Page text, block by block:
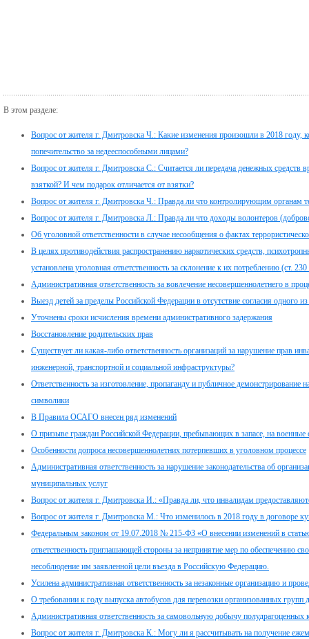
В этом разделе:
Вопрос от жителя г. Дмитровска Ч.: Какие изменения произошли в 2018 году,
попечительство за недееспособными лицами?
Вопрос от жителя г. Дмитровска С.: Считается ли передача денежных средств
взяткой? И чем подарок отличается от взятки?
Вопрос от жителя г. Дмитровска Ч.: Правда ли что контролирующим органам
Вопрос от жителя г. Дмитровска Л.: Правда ли что доходы волонтеров
Об уголовной ответственности в случае несообщения о фактах
В целях противодействия распространению наркотических средств,
установлена уголовная ответственность за склонение к их потреблению (ст.
Административная ответственность за вовлечение несовершеннолетнего в
Выезд детей за пределы Российской Федерации в отсутствие согласия одного
Уточнены сроки исчисления времени административного задержания
Восстановление родительских прав
Существует ли какая-либо ответственность организаций за нарушение прав
инженерной, транспортной и социальной инфраструктуры?
Ответственность за изготовление, пропаганду и публичное демонстрирование
символики
В Правила ОСАГО внесен ряд изменений
О призыве граждан Российской Федерации, пребывающих в запасе, на военные
Особенности допроса несовершеннолетних потерпевших в уголовном процессе
Административная ответственность за нарушение законодательства об
муниципальных услуг
Вопрос от жителя г. Дмитровска И.: «Правда ли, что инвалидам
Вопрос от жителя г. Дмитровска М.: Что изменилось в 2018 году в договоре
Федеральным законом от 19.07.2018 № 215-ФЗ «О внесении изменений в
ответственность приглашающей стороны за непринятие мер по обеспечению
несоблюдение им заявленной цели въезда в Российскую Федерацию.
Усилена административная ответственность за незаконные организацию и
О требовании к году выпуска автобусов для перевозки организованных групп
Административная ответственность за самовольную добычу полудрагоценных
Вопрос от жителя г. Дмитровска К.: Могу ли я рассчитывать на получение